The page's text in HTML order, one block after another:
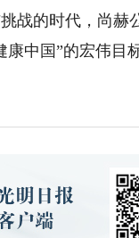
的时代，尚赫
中国”的宏伟目